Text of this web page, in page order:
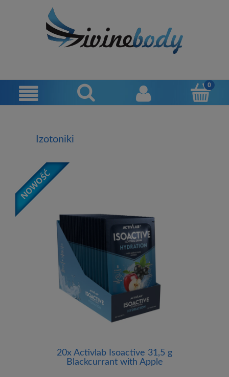
Izotoniki
20x Activlab Isoactive 31,5 g
Blackcurrant with Apple